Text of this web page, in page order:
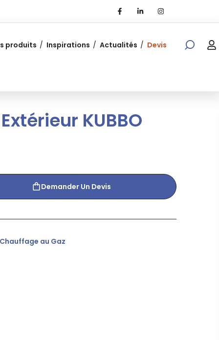
produits Inspirations Actualités Devis
KUBBO
Demander Un Devis
Chauffage au Gaz